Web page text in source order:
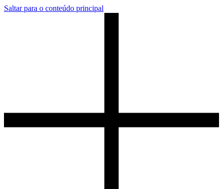
Saltar para o conteúdo principal